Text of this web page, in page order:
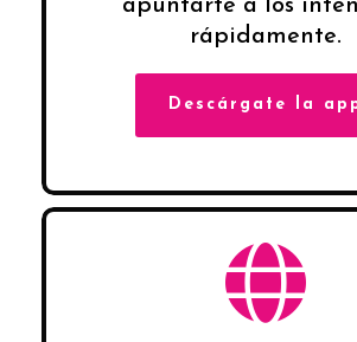
apuntarte a los
rápidamente.
Descárgate la